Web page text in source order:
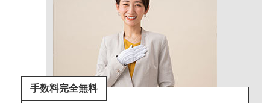
手数料完全無料